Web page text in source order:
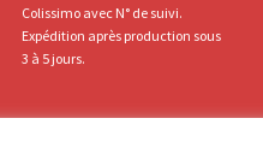
Colissimo avec N° de suivi.
Expédition après production sous
3 à 5 jours.